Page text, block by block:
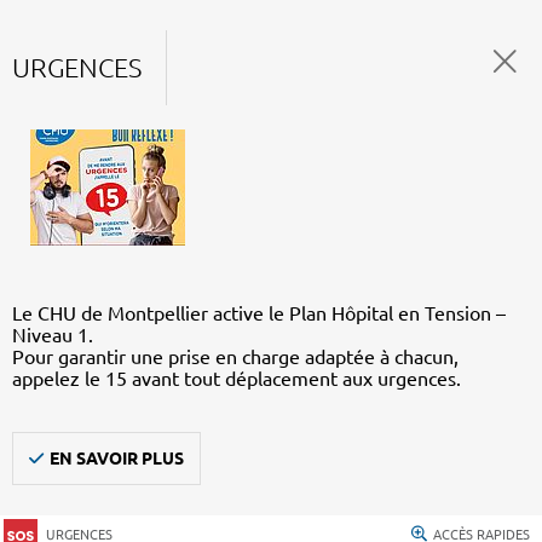
URGENCES
Le CHU de Montpellier active le Plan Hôpital en Tension –
Niveau 1.
Pour garantir une prise en charge adaptée à chacun,
appelez le 15 avant tout déplacement aux urgences.
EN SAVOIR PLUS
URGENCES ACCÈS RAPIDES